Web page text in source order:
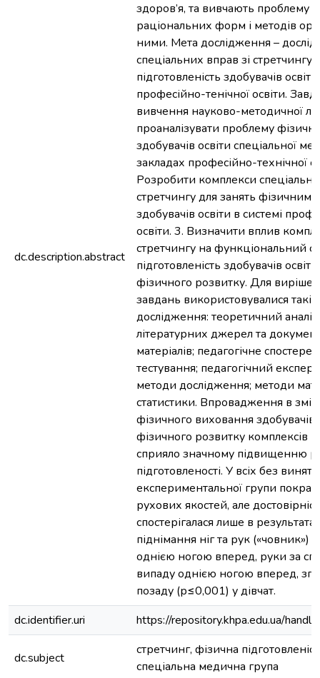
dc.description.abstract
здоров’я, та вивчають проблему
раціональних форм і методів
ними. Мета дослідження –
спеціальних вправ зі стретчингу
підготовленість здобувачів
професійно-тенічної освіти.
вивчення науково-методичної
проаналізувати проблему
здобувачів освіти спеціальної
закладах професійно-технічної
Розробити комплекси
стретчингу для занять фізичним
здобувачів освіти в системі
освіти. 3. Визначити вплив
стретчингу на функціональний
підготовленість здобувачів
фізичного розвитку. Для
завдань використовувалися такі
дослідження: теоретичний
літературних джерел та
матеріалів; педагогічне
тестування; педагогічний
методи дослідження; методи
статистики. Впровадження в
фізичного виховання здобувачів
фізичного розвитку комплексів
сприяло значному підвищенню
підготовленості. У всіх без
експериментальної групи
рухових якостей, але
спостерігалася лише в
піднімання ніг та рук («човник»)
однією ногою вперед, руки за
випаду однією ногою вперед,
позаду (р≤0,001) у дівчат.
dc.identifier.uri
https://repository.khpa.edu.ua/
dc.subject
стретчинг, фізична
спеціальна медична група